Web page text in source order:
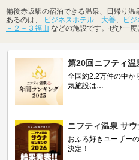
備後赤坂駅の宿泊できる温泉、日帰り
あるのは、
ビジネスホテル 大善、 ビ
－２－３福山 などの施設です。ぜひ一度
第20回ニフティ
全国約2.2万件の中か
気施設は…
ニフティ温泉 サ
おふろ好きユーザー
決定！